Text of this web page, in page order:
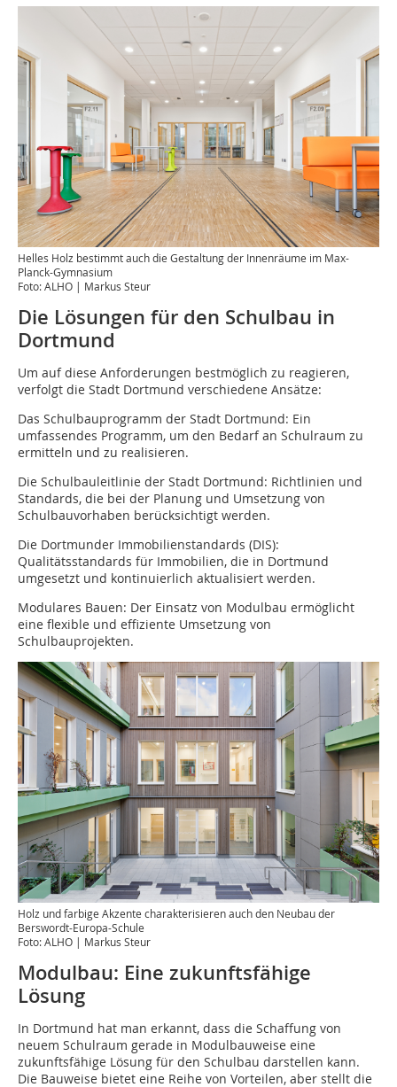
Helles Holz bestimmt auch die Gestaltung der Innenräume im Max-
Planck-Gymnasium
Foto: ALHO | Markus Steur
Die Lösungen für den Schulbau in
Dortmund
Um auf diese Anforderungen bestmöglich zu reagieren,
verfolgt die Stadt Dortmund verschiedene Ansätze:
Das Schulbauprogramm der Stadt Dortmund: Ein
umfassendes Programm, um den Bedarf an Schulraum zu
ermitteln und zu realisieren.
Die Schulbauleitlinie der Stadt Dortmund: Richtlinien und
Standards, die bei der Planung und Umsetzung von
Schulbauvorhaben berücksichtigt werden.
Die Dortmunder Immobilienstandards (DIS):
Qualitätsstandards für Immobilien, die in Dortmund
umgesetzt und kontinuierlich aktualisiert werden.
Modulares Bauen: Der Einsatz von Modulbau ermöglicht
eine flexible und effiziente Umsetzung von
Schulbauprojekten.
Holz und farbige Akzente charakterisieren auch den Neubau der
Berswordt-Europa-Schule
Foto: ALHO | Markus Steur
Modulbau: Eine zukunftsfähige
Lösung
In Dortmund hat man erkannt, dass die Schaffung von
neuem Schulraum gerade in Modulbauweise eine
zukunftsfähige Lösung für den Schulbau darstellen kann.
Die Bauweise bietet eine Reihe von Vorteilen, aber stellt die